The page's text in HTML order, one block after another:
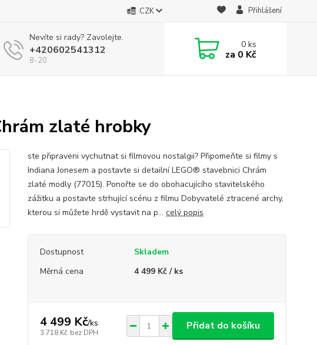
CZK Přihlášení
Nevíte si rady? Zavolejte.
+420602541312
8-20
0ks
za 0 Kč
zlaté hrobky
ste připraveni vychutnat si filmovou nostalgii? Připomeňte si filmy s
Indiana Jonesem a postavte si detailní LEGO® stavebnici Chrám
zlaté modly (77015). Ponořte se do obohacujícího stavitelského
zážitku a postavte strhující scénu z filmu Dobyvatelé ztracené archy,
kterou si můžete hrdě vystavit na p... celý popis
Dostupnost
Skladem
Měrná cena
4 499 Kč / ks
4 499 Kč/ks
3 718 Kč bez DPH
Přidat do košíku